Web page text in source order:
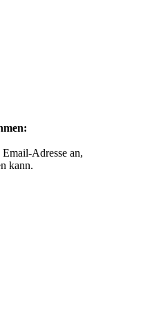
Adresse an,
kann.